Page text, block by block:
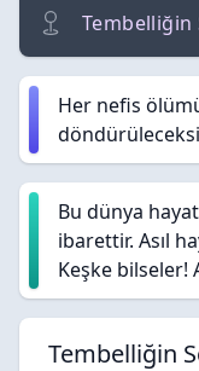
Tembelliğin
Her nefis
Bu dünya
ibarettir. Asıl
Keşke bilseler!
Tembelliğin